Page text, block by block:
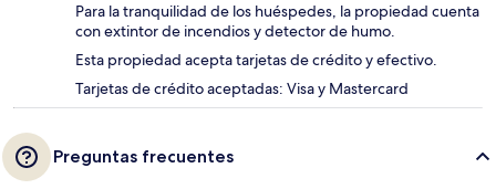
Para la tranquilidad de los huéspedes, la propiedad cuenta
con extintor de incendios y detector de humo.
Esta propiedad acepta tarjetas de crédito y efectivo.
Tarjetas de crédito aceptadas: Visa y Mastercard
Preguntas frecuentes